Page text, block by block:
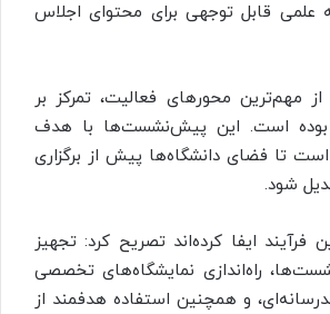
علمی قابل توجهی برای محتوای اجلاس
مهم‌ترین محورهای فعالیت، تمرکز بر
بوده است. این پیش‌نشست‌ها با هدف
تا فضای دانشگاه‌ها پیش از برگزاری
شود.
ایفا کرده‌اند تصریح کرد: تجهیز
راه‌اندازی نمایشگاه‌های تخصصی
و همچنین استفاده هدفمند از